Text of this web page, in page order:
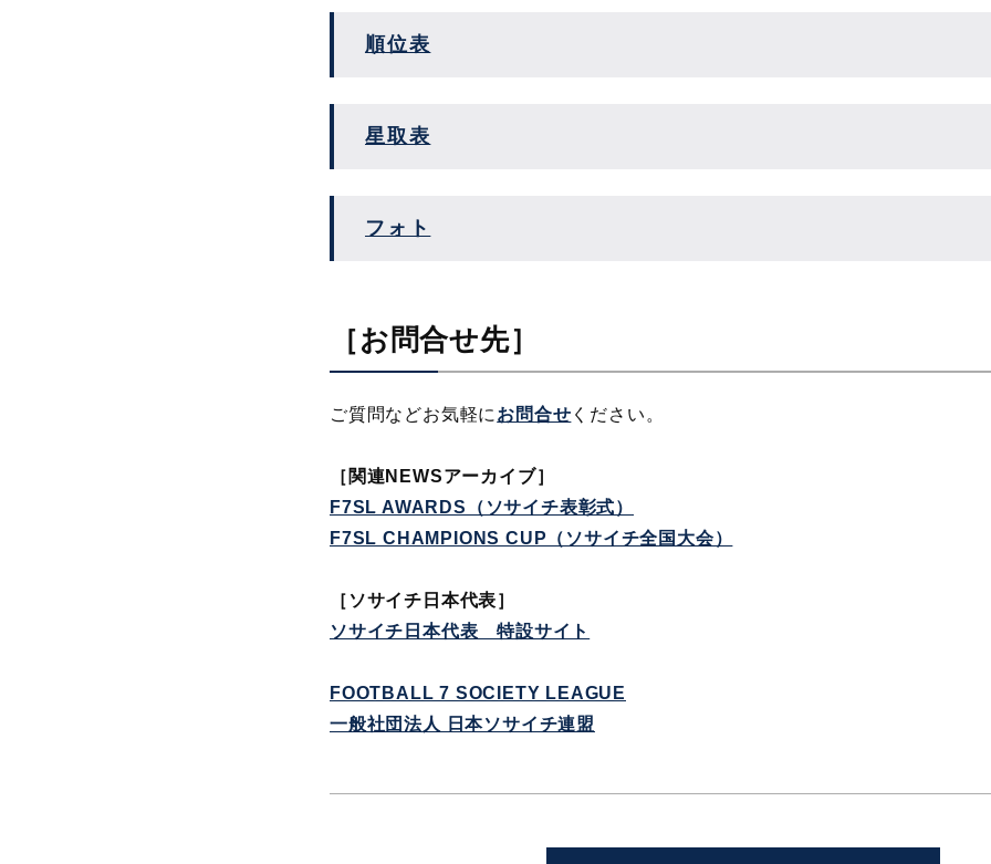
順位表
星取表
フォト
［お問合せ先］
ご質問などお気軽に お問合せ ください。
［ 関連NEWSアーカイブ］
F7SL AWARDS（ソサイチ表彰式）
F7SL CHAMPIONS CUP（ソサイチ全国大会）
［ソサイチ日本代表］
ソサイチ日本代表 特設サイト
FOOTBALL 7 SOCIETY LEAGUE
一般社団法人 日本ソサイチ連盟